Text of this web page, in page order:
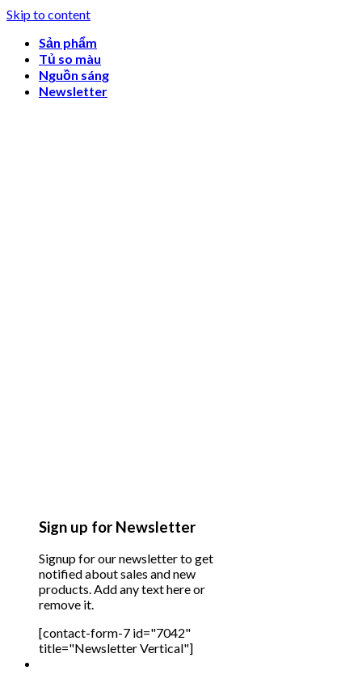
Skip to content
Sản phẩm
Tủ so màu
Nguồn sáng
Newsletter
Sign up for Newsletter
Signup for our newsletter to get
notified about sales and new
products. Add any text here or
remove it.
[contact-form-7 id="7042"
title="Newsletter Vertical"]